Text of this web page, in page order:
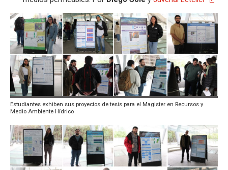
Estudiantes exhiben sus proyectos de tesis para el Magister en Recursos y
Medio Ambiente Hídrico